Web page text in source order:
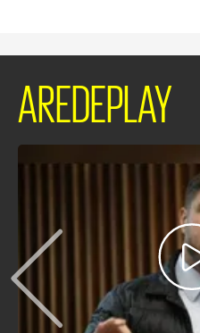
AREDEPLAY